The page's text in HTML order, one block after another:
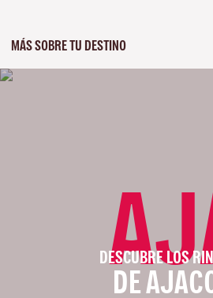
MÁS SOBRE TU DESTINO
DESCUBRE LOS
DE